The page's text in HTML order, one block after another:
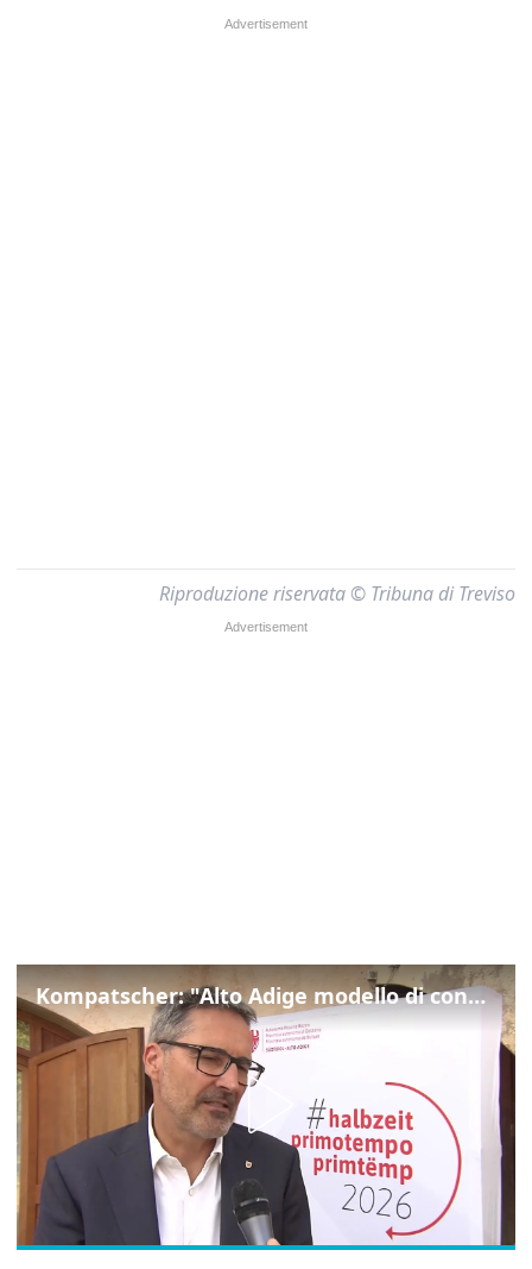
Riproduzione riservata © Tribuna di Treviso
Kompatscher: "Alto Adige modello di convivenza"